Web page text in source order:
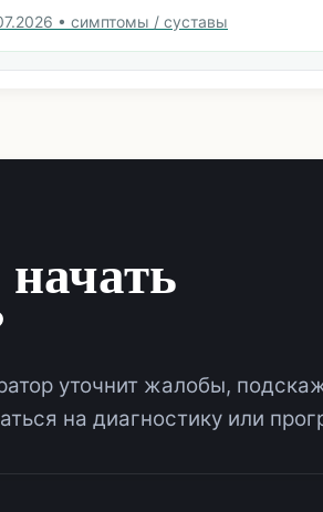
• симптомы / суставы
уточнит жалобы,
на диагностику или